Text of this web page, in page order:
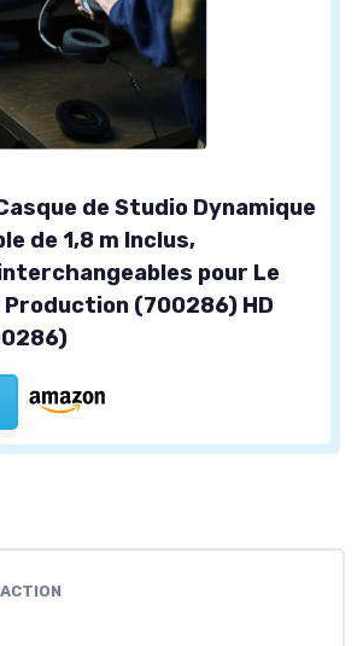
de Studio Dynamique
de 1,8 m Inclus,
pour Le
(700286) HD